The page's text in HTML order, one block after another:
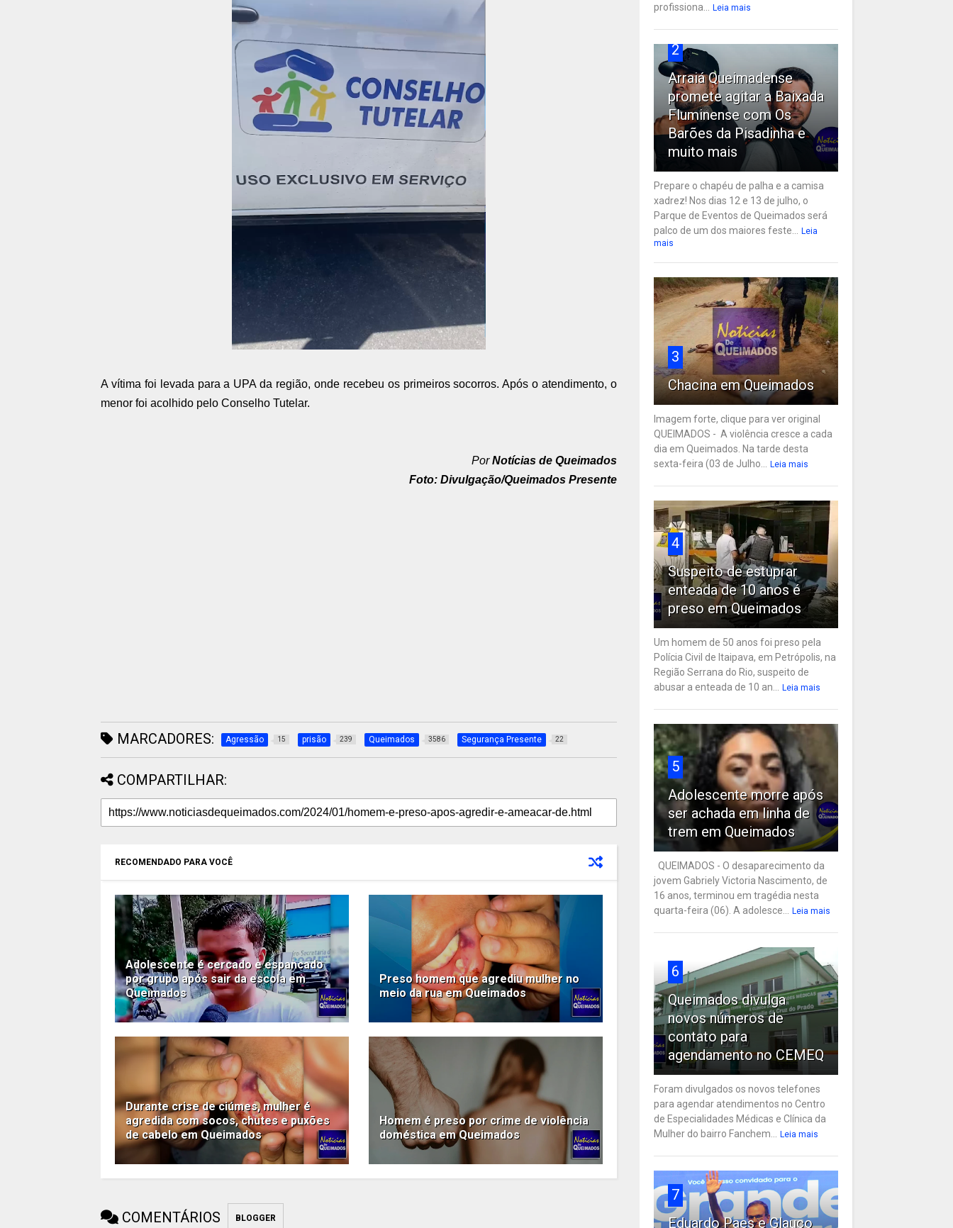
A vítima foi levada para a UPA da região, onde recebeu os primeiros socorros. Após o atendimento, o
menor foi acolhido pelo Conselho Tutelar.
PorNotícias de Queimados
Foto: Divulgação/Queimados Presente
MARCADORES: Agressão 15 prisão 239 Queimados 3586 Segurança Presente 22
COMPARTILHAR:
RECOMENDADO PARA VOCÊ
Adolescente é cercado e espancado
por grupo após sair da escola em
Queimados
Preso homem que agrediu mulher no
meio da rua em Queimados
Durante crise de ciúmes, mulher é
agredida com socos, chutes e puxões
de cabelo em Queimados
Homem é preso por crime de violência
doméstica em Queimados
COMENTÁRIOS BLOGGER
profissiona...
Leia mais
2
Arraiá Queimadense
promete agitar a Baixada
Fluminense com Os
Barões da Pisadinha e
muito mais
Prepare o chapéu de palha e a camisa
xadrez! Nos dias 12 e 13 de julho, o
Parque de Eventos de Queimados será
palco de um dos maiores feste...
Leia
mais
3
Chacina em Queimados
Imagem forte, clique para ver original
QUEIMADOS - A violência cresce a cada
dia em Queimados. Na tarde desta
sexta-feira (03 de Julho...
Leia mais
4
Suspeito de estuprar
enteada de 10 anos é
preso em Queimados
Um homem de 50 anos foi preso pela
Polícia Civil de Itaipava, em Petrópolis, na
Região Serrana do Rio, suspeito de
abusar a enteada de 10 an...
Leia mais
5
Adolescente morre após
ser achada em linha de
trem em Queimados
QUEIMADOS - O desaparecimento da
jovem Gabriely Victoria Nascimento, de
16 anos, terminou em tragédia nesta
quarta-feira (06). A adolesce...
Leia mais
6
Queimados divulga
novos números de
contato para
agendamento no CEMEQ
Foram divulgados os novos telefones
para agendar atendimentos no Centro
de Especialidades Médicas e Clínica da
Mulher do bairro Fanchem...
Leia mais
7
Eduardo Paes e Glauco